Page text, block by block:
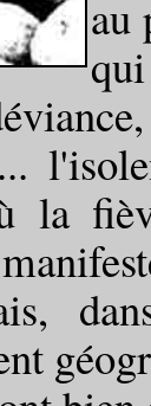
au
la